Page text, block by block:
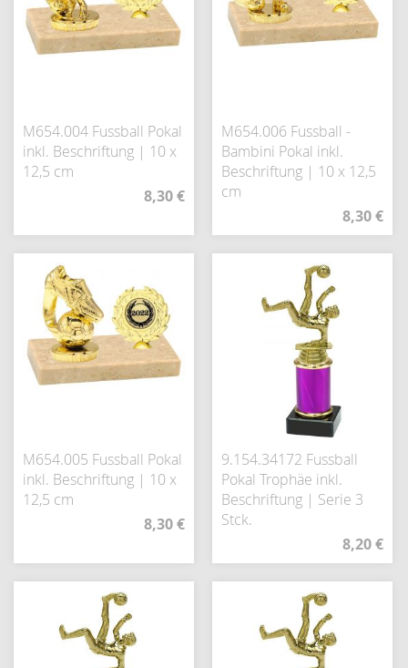
M654.004 Fussball Pokal
inkl. Beschriftung | 10 x
12,5 cm
8,30 €
M654.006 Fussball -
Bambini Pokal inkl.
Beschriftung | 10 x 12,5
cm
8,30 €
M654.005 Fussball Pokal
inkl. Beschriftung | 10 x
12,5 cm
8,30 €
9.154.34172 Fussball
Pokal Trophäe inkl.
Beschriftung | Serie 3
Stck.
8,20 €